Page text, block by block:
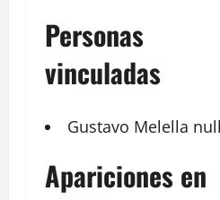
Personas
vinculadas
Gustavo Melella null
Apariciones en